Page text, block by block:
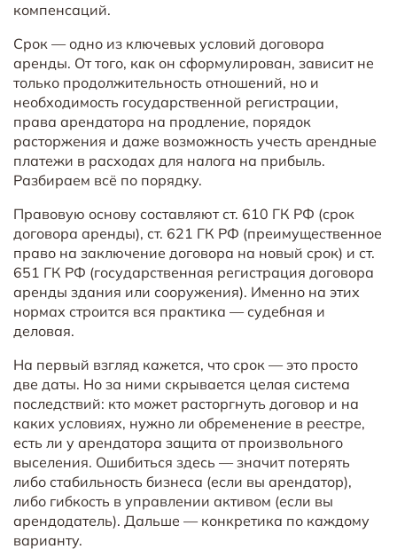
компенсаций.
Срок — одно из ключевых условий договора
аренды. От того, как он сформулирован, зависит не
только продолжительность отношений, но и
необходимость государственной регистрации,
права арендатора на продление, порядок
расторжения и даже возможность учесть арендные
платежи в расходах для налога на прибыль.
Разбираем всё по порядку.
Правовую основу составляют ст. 610 ГК РФ (срок
договора аренды), ст. 621 ГК РФ (преимущественное
право на заключение договора на новый срок) и ст.
651 ГК РФ (государственная регистрация договора
аренды здания или сооружения). Именно на этих
нормах строится вся практика — судебная и
деловая.
На первый взгляд кажется, что срок — это просто
две даты. Но за ними скрывается целая система
последствий: кто может расторгнуть договор и на
каких условиях, нужно ли обременение в реестре,
есть ли у арендатора защита от произвольного
выселения. Ошибиться здесь — значит потерять
либо стабильность бизнеса (если вы арендатор),
либо гибкость в управлении активом (если вы
арендодатель). Дальше — конкретика по каждому
варианту.